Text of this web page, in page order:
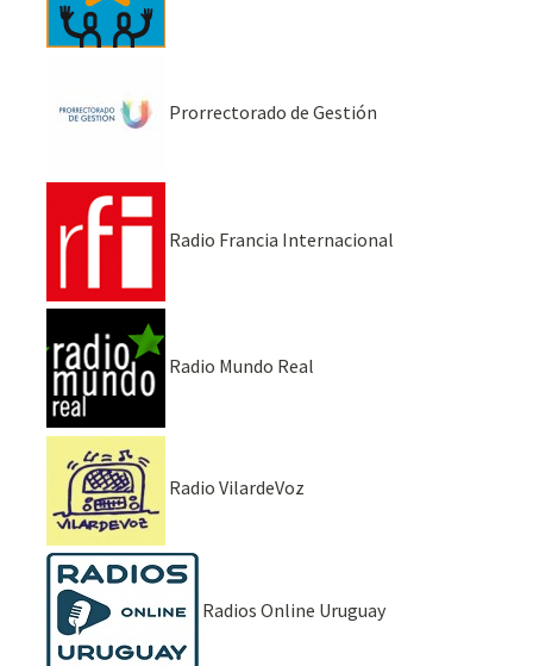
Prorrectorado de Gestión
Radio Francia Internacional
Radio Mundo Real
Radio VilardeVoz
Radios Online Uruguay